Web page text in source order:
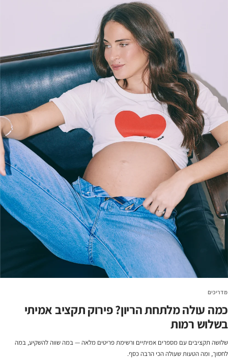
מדריכים
כמה עולה מלתחת הריון? פירוק תקציב אמיתי
בשלוש רמות
שלושה תקציבים עם מספרים אמיתיים ורשימת פריטים מלאה — במה שווה להשקיע, במה
לחסוך, ומה הטעות שעולה הכי הרבה כסף.